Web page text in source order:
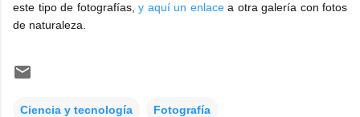
este tipo de fotografías, y aquí un enlacea otra galería con fotos
de naturaleza.
Ciencia y tecnología Fotografía